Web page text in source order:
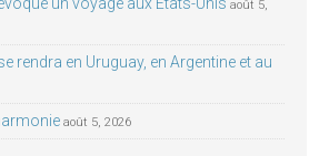
août 5,
rendra en Uruguay, en Argentine et au
août 5, 2026